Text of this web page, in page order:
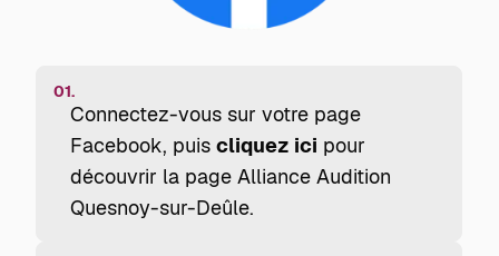
01.
Connectez-vous sur votre page
Facebook, puiscliquez ici pour
découvrir la page Alliance Audition
Quesnoy-sur-Deûle.